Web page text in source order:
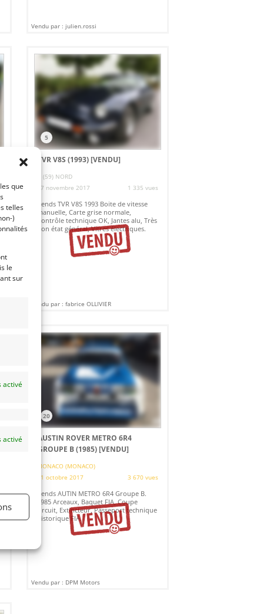
que
telles
)
le
sur
activé
activé
Vendu par : julien.rossi
5
TVR V8S (1993)[VENDU]
(59) NORD
27 novembre 2017
1 335 vues
Vends TVR V8S 1993 Boite de vitesse
manuelle, Carte grise normale,
Contrôle technique OK, Jantes alu, Très
bon état général, Vitres électriques.
Vendu par : fabrice OLLIVIER
20
AUSTIN ROVER METRO 6R4
GROUPE B (1985)[VENDU]
MONACO (MONACO)
31 octobre 2017
3 670 vues
Vends AUTIN METRO 6R4 Groupe B.
1985 Arceaux, Baquet FIA, Coupe
circuit, Extincteur, Passeport technique
historique FIA.
Vendu par : DPM Motors